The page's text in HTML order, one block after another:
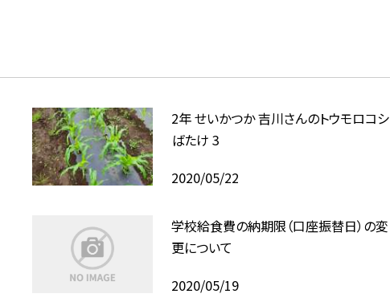
2年 せいかつか 吉川さんのトウモロコシ
ばたけ 3
2020/05/22
学校給食費の納期限（口座振替日）の変
更について
2020/05/19